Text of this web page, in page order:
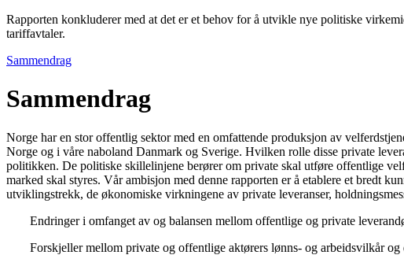
Rapporten konkluderer med at det er et behov for å utvikle nye politiske
tariffavtaler.
Sammendrag
Sammendrag
Norge har en stor offentlig sektor med en omfattende produksjon av
Norge og i våre naboland Danmark og Sverige. Hvilken rolle disse private
politikken. De politiske skillelinjene berører om private skal utføre offentlige
marked skal styres. Vår ambisjon med denne rapporten er å etablere et bredt
utviklingstrekk, de økonomiske virkningene av private leveranser,
Endringer i omfanget av og balansen mellom offentlige og private
Forskjeller mellom private og offentlige aktørers lønns- og arbeidsvilkår